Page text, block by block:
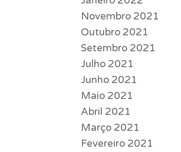
Novembro 2021
Outubro 2021
Setembro 2021
Julho 2021
Junho 2021
Maio 2021
Abril 2021
Março 2021
Fevereiro 2021